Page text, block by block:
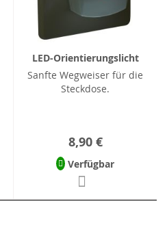
LED-Orientierungslicht
Sanfte Wegweiser für die
Steckdose.
8,90 €
Verfügbar